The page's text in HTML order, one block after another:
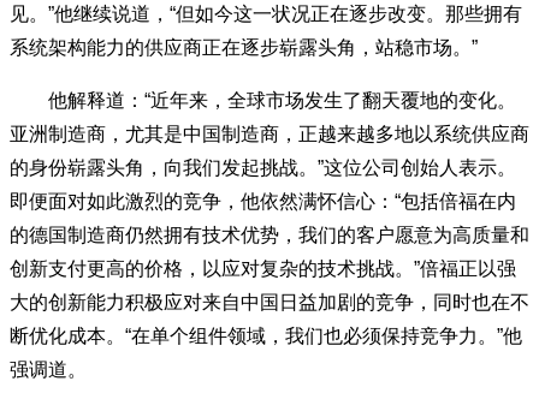
见。”他继续说道，“但如今这一状况正在逐步改变。那些拥有
系统架构能力的供应商正在逐步崭露头角，站稳市场。”
他解释道：“近年来，全球市场发生了翻天覆地的变化。
亚洲制造商，尤其是中国制造商，正越来越多地以系统供应商
的身份崭露头角，向我们发起挑战。”这位公司创始人表示。
即便面对如此激烈的竞争，他依然满怀信心：“包括倍福在内
的德国制造商仍然拥有技术优势，我们的客户愿意为高质量和
创新支付更高的价格，以应对复杂的技术挑战。”倍福正以强
大的创新能力积极应对来自中国日益加剧的竞争，同时也在不
断优化成本。“在单个组件领域，我们也必须保持竞争力。”他
强调道。